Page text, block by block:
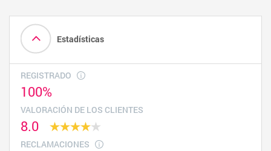
Estadísticas
REGISTRADO
100%
VALORACIÓN DE LOS CLIENTES
8.0
RECLAMACIONES